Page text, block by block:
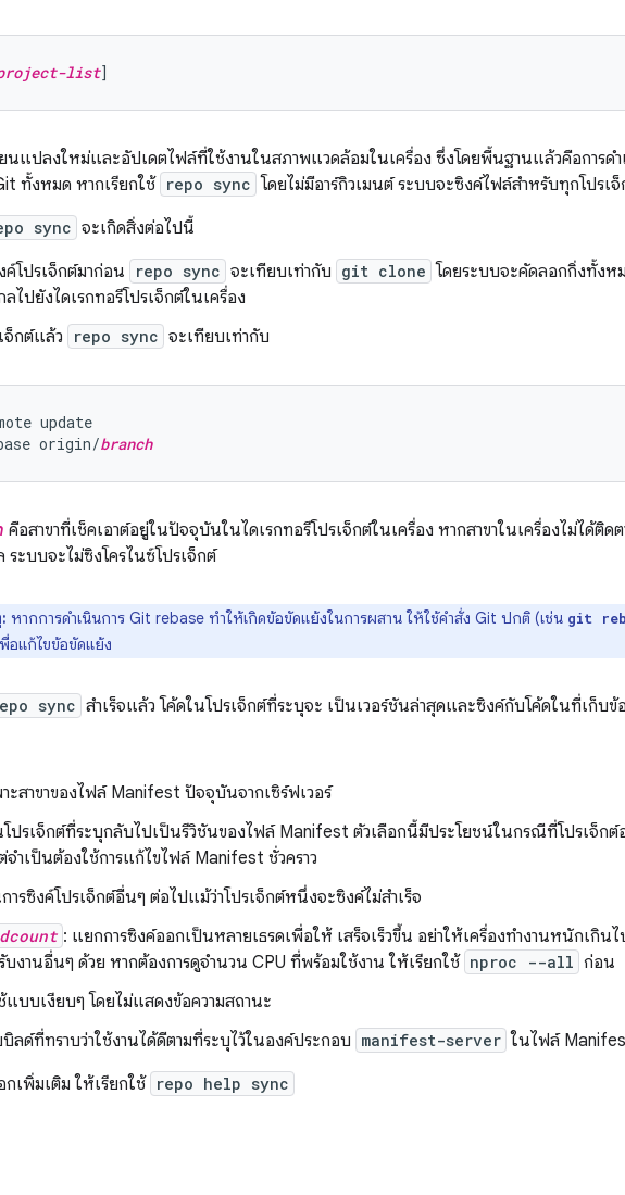
list
นแปลงใหม่และอัปเดตไฟล์ที่ใช้งานในสภาพแวดล้อมในเครื่อง ซึ่งโดยพื้นฐานแล้วคือการดำ
ทั้งหมด หากเรียกใช้ repo sync โดยไม่มีอาร์กิวเมนต์ ระบบจะซิงค์ไฟล์สำหรับทุกโปรเ
sync จะเกิดสิ่งต่อไปนี้
ค์โปรเจ็กต์มาก่อน
repo sync จะเทียบเท่ากับ git clone โดยระบบจะคัดลอกกิ่งทั้งห
ไปยังไดเรกทอรีโปรเจ็กต์ในเครื่อง
จ็กต์แล้ว
repo sync จะเทียบเท่ากับ
update
origin/branch
คือสาขาที่เช็คเอาต์อยู่ในปัจจุบันในไดเรกทอรีโปรเจ็กต์ในเครื่อง หากสาขาในเครื่องไม่ได้ติด
ระบบจะไม่ซิงโครไนซ์โปรเจ็กต์
หากการดำเนินการ Git rebase ทำให้เกิดข้อขัดแย้งในการผสาน ให้ใช้คำสั่ง Git ปกติ (เช่น git
อแก้ไขข้อขัดแย้ง
sync สำเร็จแล้ว โค้ดในโปรเจ็กต์ที่ระบุจะ เป็นเวอร์ชันล่าสุดและซิงค์กับโค้ดในที่เก็บข้
ะสาขาของไฟล์ Manifest ปัจจุบันจากเซิร์ฟเวอร์
โปรเจ็กต์ที่ระบุกลับไปเป็นรีวิชันของไฟล์ Manifest ตัวเลือกนี้มีประโยชน์ในกรณีที่โปรเจ็ก
ำเป็นต้องใช้การแก้ไขไฟล์ Manifest ชั่วคราว
ารซิงค์โปรเจ็กต์อื่นๆ ต่อไปแม้ว่าโปรเจ็กต์หนึ่งจะซิงค์ไม่สำเร็จ
: แยกการซิงค์ออกเป็นหลายเธรดเพื่อให้ เสร็จเร็วขึ้น อย่าให้เครื่องทำงานหนักเกิน
บงานอื่นๆ ด้วย หากต้องการดูจำนวน CPU ที่พร้อมใช้งาน ให้เรียกใช้ nproc --all ก่อน
แบบเงียบๆ โดยไม่แสดงข้อความสถานะ
ลด์ที่ทราบว่าใช้งานได้ดีตามที่ระบุไว้ในองค์ประกอบ manifest-server ในไฟล์
กเพิ่มเติม ให้เรียกใช้ repo help sync